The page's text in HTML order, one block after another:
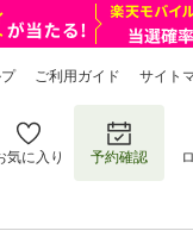
ご利用ガイド サイト
気に入り 予約確認